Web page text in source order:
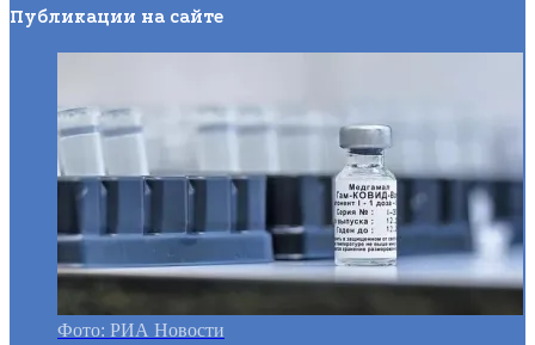
Публикации на сайте
Фото: РИА Новости